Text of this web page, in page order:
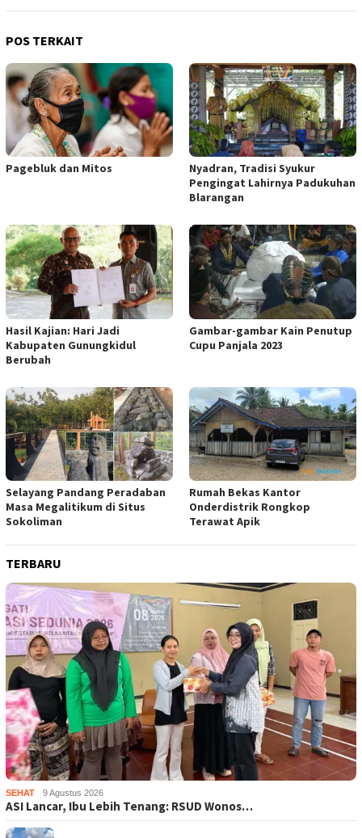
POS TERKAIT
Pagebluk dan Mitos
Nyadran, Tradisi Syukur
Pengingat Lahirnya Padukuhan
Blarangan
Hasil Kajian: Hari Jadi
Kabupaten Gunungkidul
Berubah
Gambar-gambar Kain Penutup
Cupu Panjala 2023
Selayang Pandang Peradaban
Masa Megalitikum di Situs
Sokoliman
Rumah Bekas Kantor
Onderdistrik Rongkop
Terawat Apik
TERBARU
SEHAT 9 Agustus 2026
ASI Lancar, Ibu Lebih Tenang: RSUD Wonos…